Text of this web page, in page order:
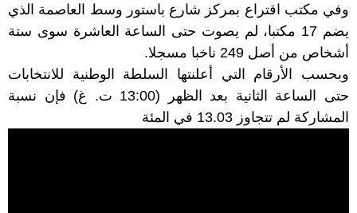
وفي مكتب اقتراع بمركز شارع باستور وسط العاصمة الذي
يضم 17 مكتبا، لم يصوت حتى الساعة العاشرة سوى ستة
أشخاص من أصل 249 ناخبا مسجلا.
وبحسب الأرقام التي أعلنتها السلطة الوطنية للانتخابات
حتى الساعة الثانية بعد الظهر (13:00 ت. غ) فإن نسبة
المشاركة لم تتجاوز 13.03 في المئة